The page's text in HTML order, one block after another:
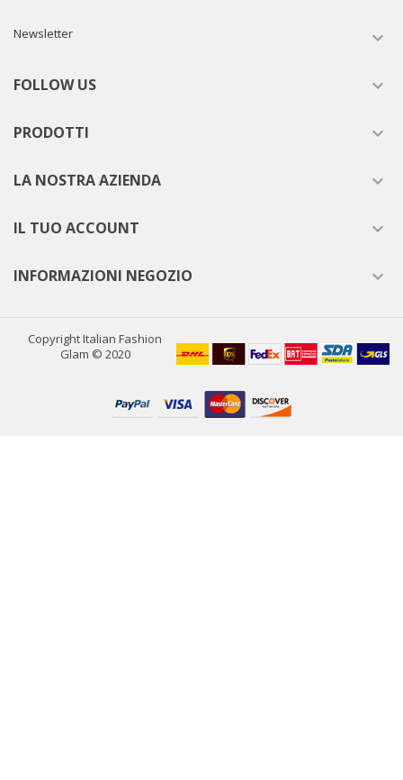
Newsletter 
FOLLOW US 
PRODOTTI 
LA NOSTRA AZIENDA 
IL TUO ACCOUNT 
INFORMAZIONI NEGOZIO 
Copyright Italian Fashion
Glam © 2020